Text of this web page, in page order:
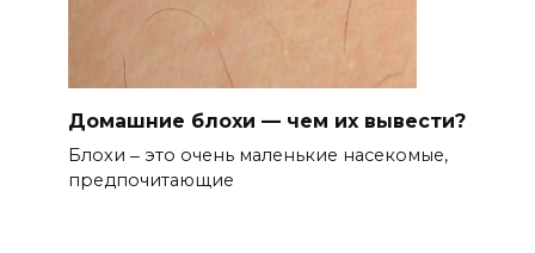
Домашние блохи — чем их вывести?
Блохи ‒ это очень маленькие насекомые,
предпочитающие